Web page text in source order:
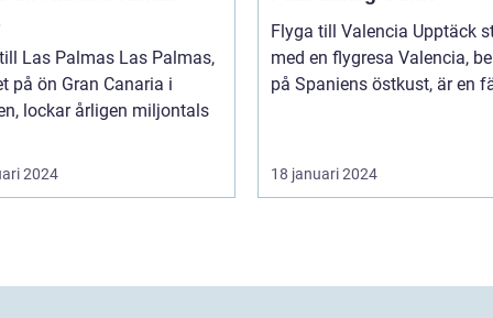
Palmas Las Palmas,
på ön Gran Canaria i
lockar årligen miljontals
2024
Flyga till Valencia Upptäck staden
med en flygresa Valencia, beläget
på Spaniens östkust, är en
18 januari 2024